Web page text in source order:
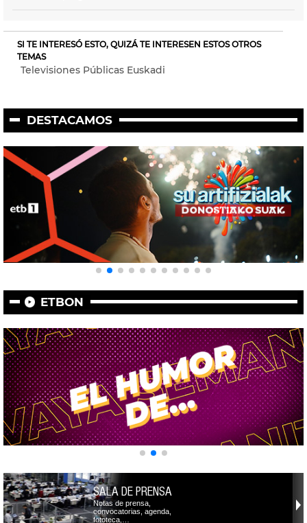
SI TE INTERESÓ ESTO, QUIZÁ TE INTERESEN ESTOS OTROS
TEMAS
Televisiones Públicas Euskadi
DESTACAMOS
ETBON
SALA DE PRENSA
Notas de prensa,
convocatorias, agenda,
fototeca,…